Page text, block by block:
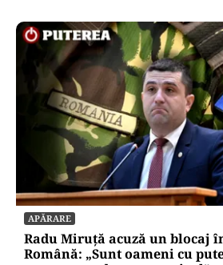
APĂRARE
Radu Miruță acuză un blocaj
Română: „Sunt oameni cu